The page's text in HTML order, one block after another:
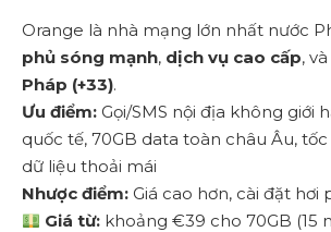
Orange là nhà mạng lớn nhất nước
phủ sóng mạnh, dịch vụ cao cấp, và
Pháp (+33).
Ưu điểm: Gọi/SMS nội địa không giới
quốc tế, 70GB data toàn châu Âu, tốc
dữ liệu thoải mái
Nhược điểm: Giá cao hơn, cài đặt hơi
Giá từ: khoảng €39 cho 70GB (15